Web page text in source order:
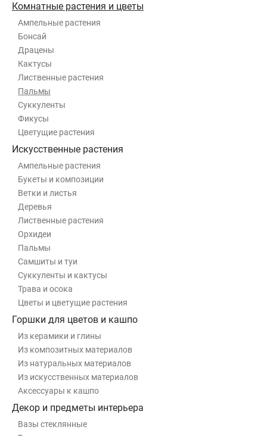
Комнатные растения и цветы
Ампельные растения
Бонсай
Драцены
Кактусы
Лиственные растения
Пальмы
Суккуленты
Фикусы
Цветущие растения
Искусственные растения
Ампельные растения
Букеты и композиции
Ветки и листья
Деревья
Лиственные растения
Орхидеи
Пальмы
Самшиты и туи
Суккуленты и кактусы
Трава и осока
Цветы и цветущие растения
Горшки для цветов и кашпо
Из керамики и глины
Из композитных материалов
Из натуральных материалов
Из искусственных материалов
Аксессуары к кашпо
Декор и предметы интерьера
Вазы стеклянные